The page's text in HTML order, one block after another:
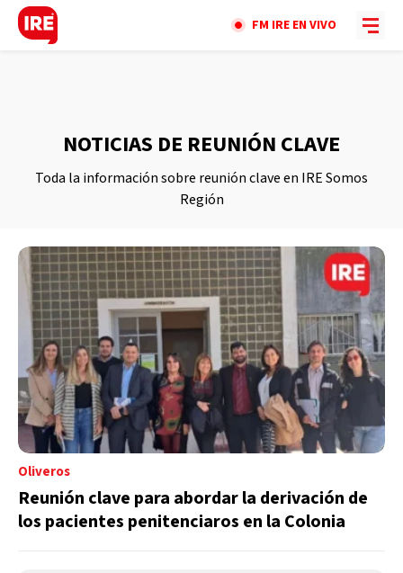
FM IRE EN VIVO
NOTICIAS DE REUNIÓN CLAVE
Toda la información sobre reunión clave en IRE Somos
Región
Oliveros
Reunión clave para abordar la derivación de
los pacientes penitenciaros en la Colonia